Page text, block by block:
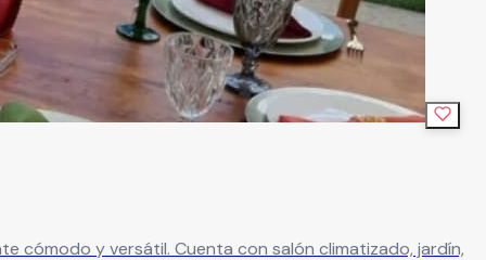
salón climatizado, jardín,